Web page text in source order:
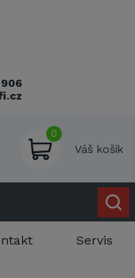
0
Váš košík
Servis